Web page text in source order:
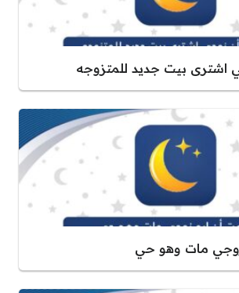
بيت جديد للمتزوجه
مات وهو حي